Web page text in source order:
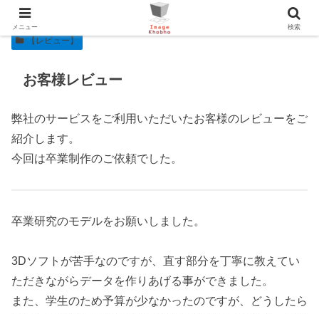
【レビュー】
お客様レビュー
弊社のサービスをご利用いただいたお客様のレビューをご
紹介します。
今回は卒業制作のご依頼でした。
卒業研究のモデルをお願いしました。
3Dソフトが苦手なのですが、直す部分を丁寧に教えてい
ただきながらデータを作りあげる事ができました。
また、学生のため予算が少なかったのですが、どうしたら
メニュー 検索